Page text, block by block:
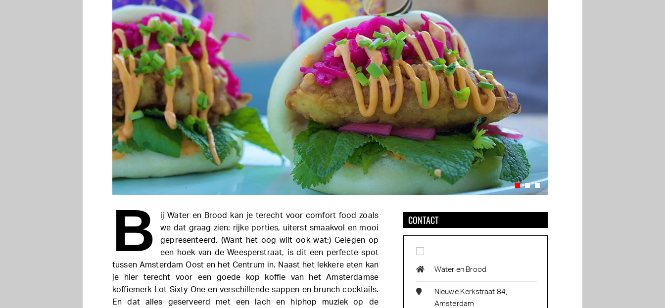
B
ij Water en Brood kan je terecht voor comfort food zoals
we dat graag zien: rijke porties, uiterst smaakvol en mooi
gepresenteerd. (Want het oog wilt ook wat;) Gelegen op
een hoek van de Weesperstraat, is dit een perfecte spot
tussen Amsterdam Oost en het Centrum in. Naast het lekkere eten kan
je hier terecht voor een goede kop koffie van het Amsterdamse
koffiemerk Lot Sixty One en verschillende sappen en brunch cocktails.
En dat alles geserveerd met een lach en hiphop muziek op de
CONTACT
Water en Brood
Nieuwe Kerkstraat 84,
Amsterdam